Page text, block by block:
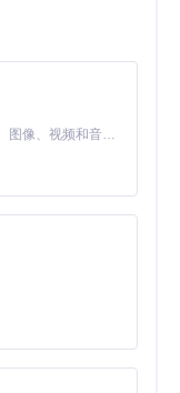
MiniMax H3 是一个通用的全模态生成系统。它支持对由文本、图像、视频和音频组成的多模态上下文进行统一理解，并能生成分辨率高达 2K、时长可达 15 秒的带原生立体声音频的视频。得益于面向任务泛化的系统设计，H3 在预训练阶段就已具备广泛的多模态上下文理解与生成能力，能够出色地执行复杂的多模态指令。